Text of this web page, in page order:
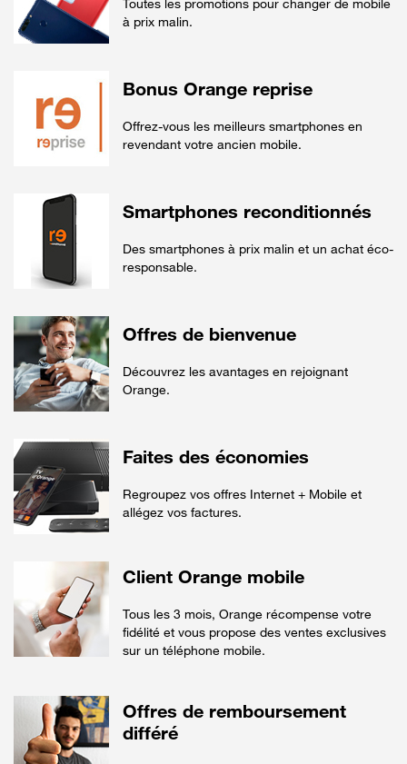
Toutes les promotions pour changer de mobile
à prix malin.
Bonus Orange reprise
Offrez-vous les meilleurs smartphones en
revendant votre ancien mobile.
Smartphones reconditionnés
Des smartphones à prix malin et un achat éco-
responsable.
Offres de bienvenue
Découvrez les avantages en rejoignant
Orange.
Faites des économies
Regroupez vos offres Internet + Mobile et
allégez vos factures.
Client Orange mobile
Tous les 3 mois, Orange récompense votre
fidélité et vous propose des ventes exclusives
sur un téléphone mobile.
Offres de remboursement
différé